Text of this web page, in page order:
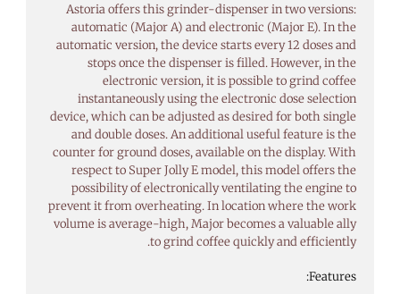
Astoria offers this grinder-dispenser in two versions:
automatic (Major A) and electronic (Major E). In the
automatic version, the device starts every 12 doses and
stops once the dispenser is filled. However, in the
electronic version, it is possible to grind coffee
instantaneously using the electronic dose selection
device, which can be adjusted as desired for both single
and double doses. An additional useful feature is the
counter for ground doses, available on the display. With
respect to Super Jolly E model, this model offers the
possibility of electronically ventilating the engine to
prevent it from overheating. In location where the work
volume is average-high, Major becomes a valuable ally
to grind coffee quickly and efficiently.
Features: